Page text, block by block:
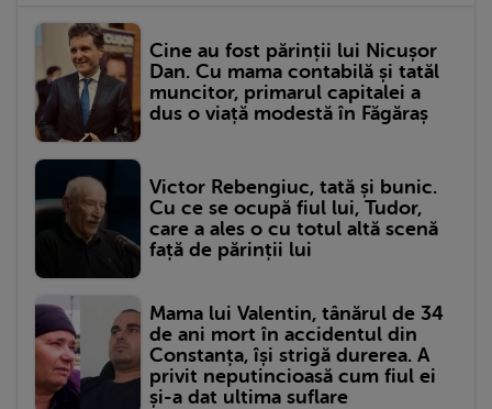
Cine au fost părinții lui Nicușor
Dan. Cu mama contabilă și tatăl
muncitor, primarul capitalei a
dus o viață modestă în Făgăraș
Victor Rebengiuc, tată și bunic.
Cu ce se ocupă fiul lui, Tudor,
care a ales o cu totul altă scenă
față de părinții lui
Mama lui Valentin, tânărul de 34
de ani mort în accidentul din
Constanța, își strigă durerea. A
privit neputincioasă cum fiul ei
și-a dat ultima suflare